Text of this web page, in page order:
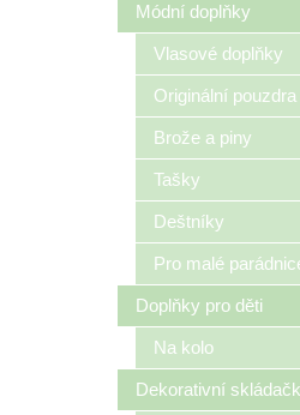
Módní doplňky
Vlasové doplňky
Originální
Brože a piny
Tašky
Deštníky
Pro malé
Doplňky pro děti
Na kolo
Dekorativní